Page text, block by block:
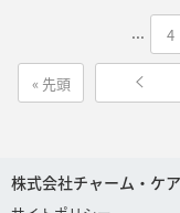
« 先頭
... 4
株式会社チャーム・ケ